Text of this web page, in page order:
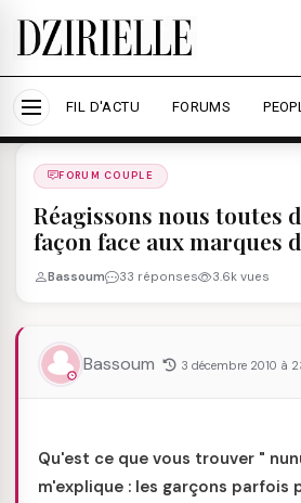
Nous utilisons des cookies
expérience et mesurer
Accepter tout
FIL D'ACTU FORUMS
Forums
FORUM COUPLE
Réagissons nous toutes
façon face aux marques
Bassoum 33 réponses 3.6k vues
Bassoum 3 décembre 2010 à
Qu'est ce que vous trouver "
m'explique : les garçons parfois